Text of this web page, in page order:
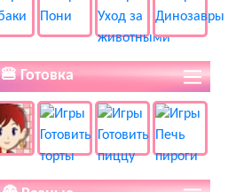
🍔 Готовка